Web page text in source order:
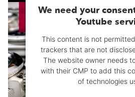
We need your
Youtube
This content is not
trackers that are not
The website owner needs
with their CMP to add this
of technologies